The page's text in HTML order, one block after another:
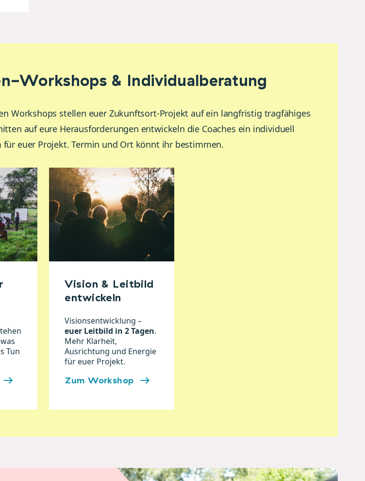
Workshops & Individualberatung
Workshops stellen euer Zukunftsort-Projekt auf ein langfristig tragfähiges
auf eure Herausforderungen entwickeln die Coaches ein individuell
für euer Projekt. Termin und Ort könnt ihr bestimmen.
Tun
Vision & Leitbild
entwickeln
Visionsentwicklung –
euer Leitbild in 2 Tagen.
Mehr Klarheit,
Ausrichtung und Energie
für euer Projekt.
Zum Workshop